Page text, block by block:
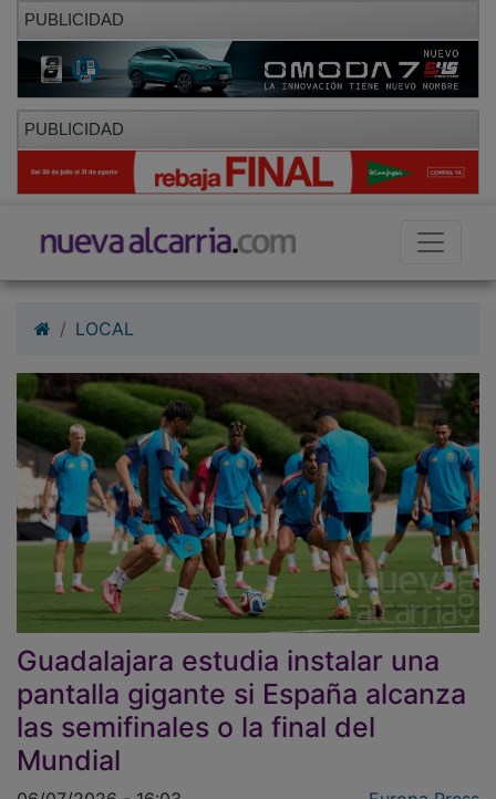
PUBLICIDAD
PUBLICIDAD
Guadalajara estudia instalar una
pantalla gigante si España alcanza
las semifinales o la final del
Mundial